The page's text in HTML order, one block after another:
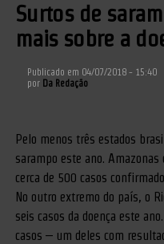
Surtos de
mais sobre a
Publicado em 04/07/2018 - 15:40
por Da Redação
Pelo menos três estados
sarampo este ano.
cerca de 500 casos
No outro extremo do país, o
seis casos da doença este
casos – um deles com